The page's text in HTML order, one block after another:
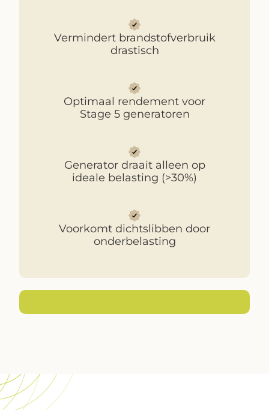
Vermindert brandstofverbruik
drastisch
Optimaal rendement voor
Stage 5 generatoren
Generator draait alleen op
ideale belasting (>30%)
Voorkomt dichtslibben door
onderbelasting